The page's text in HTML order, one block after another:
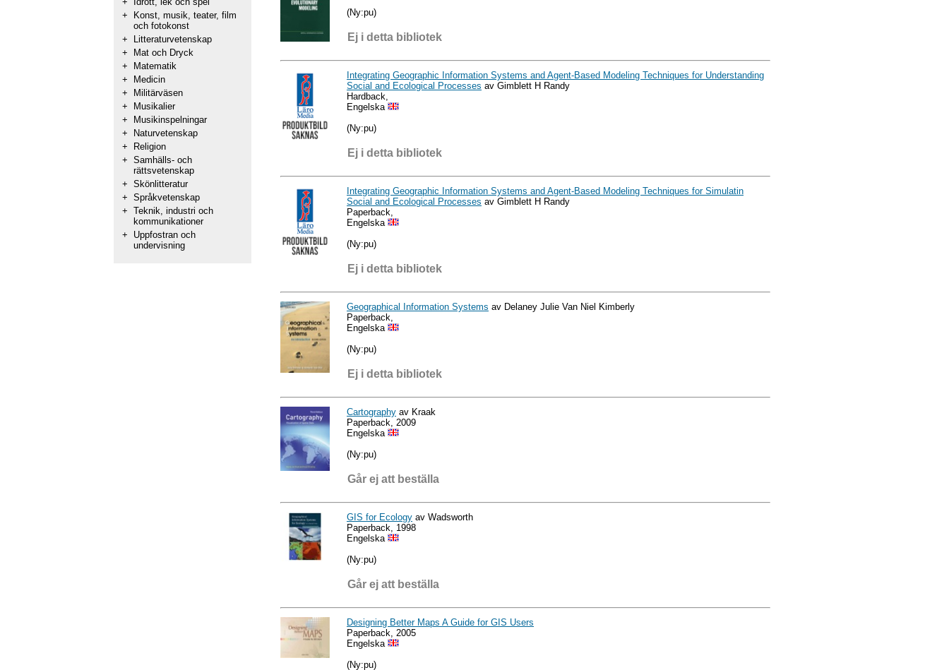
+
Konst, musik, teater, film
och fotokonst
+
Litteraturvetenskap
+
Mat och Dryck
+
Matematik
+
Medicin
+
Militärväsen
+
Musikalier
+
Musikinspelningar
+
Naturvetenskap
+
Religion
+ Samhälls- och
rättsvetenskap
+ Skönlitteratur
+ Språkvetenskap
+ Teknik, industri och
kommunikationer
+
Uppfostran och
undervisning
(Ny:pu)
Ej i detta bibliotek
Integrating Geographic Information Systems and Agent-Based Modeling Techniques for Understanding
Social and Ecological Processes av Gimblett H Randy
Hardback,
Engelska
(Ny:pu)
Ej i detta bibliotek
Integrating Geographic Information Systems and Agent-Based Modeling Techniques for Simulatin
Social and Ecological Processes av Gimblett H Randy
Paperback,
Engelska
(Ny:pu)
Ej i detta bibliotek
Geographical Information Systems av Delaney Julie Van Niel Kimberly
Paperback,
Engelska
(Ny:pu)
Ej i detta bibliotek
Cartography av Kraak
Paperback, 2009
Engelska
(Ny:pu)
Går ej att beställa
GIS for Ecology av Wadsworth
Paperback, 1998
Engelska
(Ny:pu)
Går ej att beställa
Designing Better Maps A Guide for GIS Users
Paperback, 2005
Engelska
(Ny:pu)